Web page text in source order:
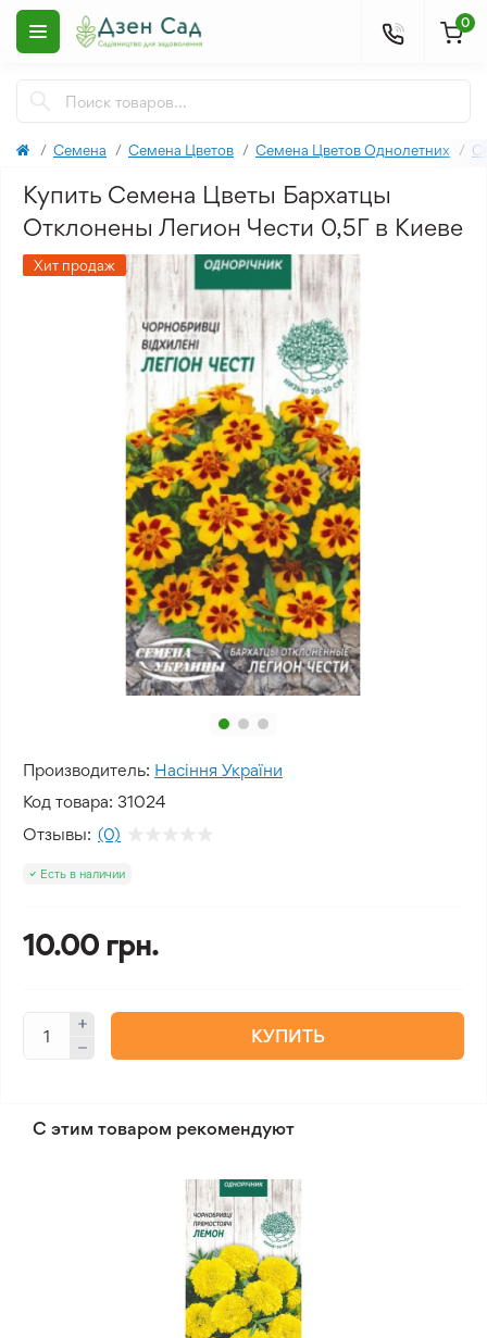
0
Семена Семена Цветов Семена Цветов Однолетних
Купить Семена Цветы Бархатцы
Отклонены Легион Чести 0,5Г в Киеве
Хит продаж
Производитель: Насіння України
Код товара: 31024
Отзывы: (0)
Есть в наличии
10.00 грн.
КУПИТЬ
С этим товаром рекомендуют